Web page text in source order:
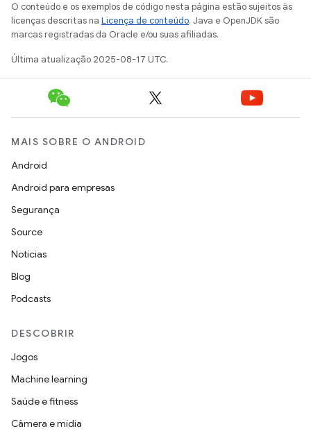
O conteúdo e os exemplos de código nesta página estão sujeitos às
licenças descritas na Licença de conteúdo. Java e OpenJDK são
marcas registradas da Oracle e/ou suas afiliadas.
Última atualização 2025-08-17 UTC.
MAIS SOBRE O ANDROID
Android
Android para empresas
Segurança
Source
Notícias
Blog
Podcasts
DESCOBRIR
Jogos
Machine learning
Saúde e fitness
Câmera e mídia